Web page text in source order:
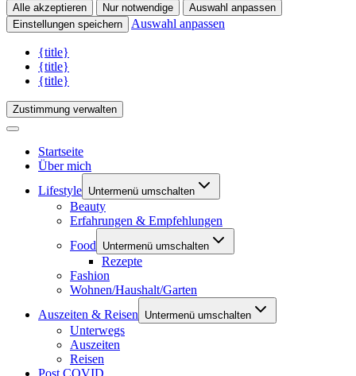
Alle akzeptieren Nur notwendige
Auswahl anpassen
Einstellungen speichern
Auswahl anpassen
{title}
{title}
{title}
Zustimmung verwalten
Startseite
Über mich
Lifestyle Untermenü umschalten
Beauty
Erfahrungen & Empfehlungen
Food
Untermenü umschalten
Rezepte
Fashion
Wohnen/Haushalt/Garten
Auszeiten & Reisen
Untermenü umschalten
Unterwegs
Auszeiten
Reisen
Post COVID